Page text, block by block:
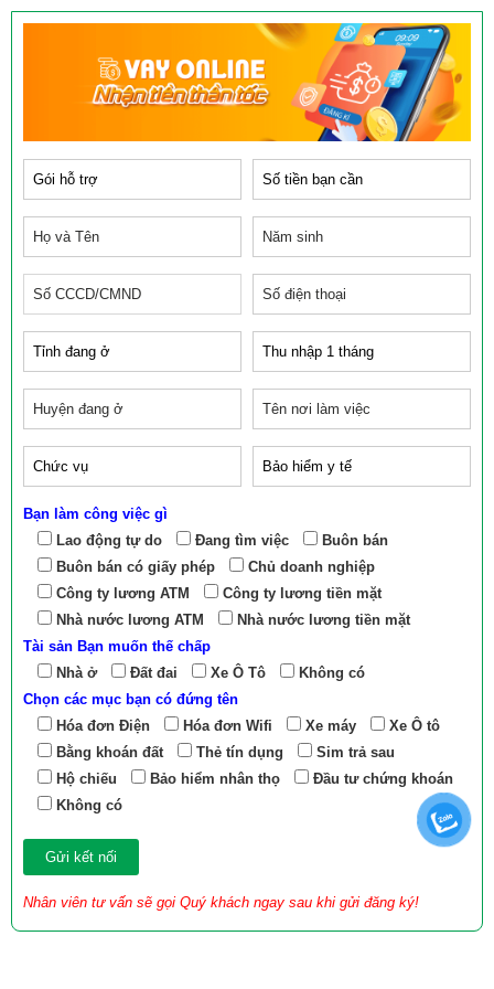
Bạn làm công việc gì
Lao động tự do
Đang tìm việc
Buôn bán
Buôn bán có giấy phép
Chủ doanh nghiệp
Công ty lương ATM
Công ty lương tiền mặt
Nhà nước lương ATM
Nhà nước lương tiền mặt
Tài sản Bạn muốn thế chấp
Nhà ở
Đất đai Xe Ô Tô
Không có
Chọn các mục bạn có đứng tên
Hóa đơn Điện
Hóa đơn Wifi Xe máy
Xe Ô tô
Bằng khoán đất
Thẻ tín dụng
Sim trả sau
Hộ chiếu
Bảo hiểm nhân thọ
Đầu tư chứng khoán
Không có
Nhân viên tư vấn sẽ gọi Quý khách ngay sau khi gửi đăng ký!